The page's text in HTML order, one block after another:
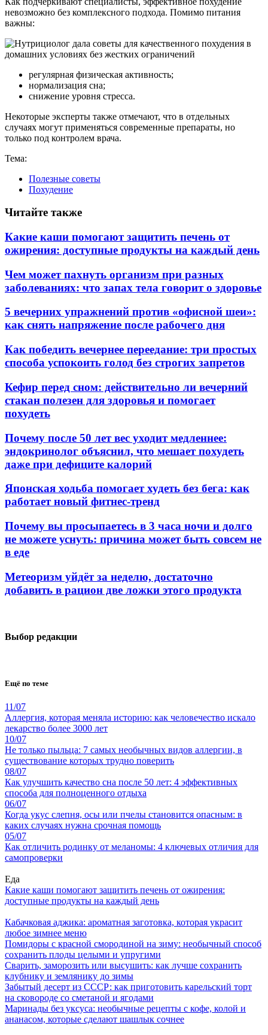
невозможно без комплексного подхода. Помимо питания
важны:
регулярная физическая активность;
нормализация сна;
снижение уровня стресса.
Некоторые эксперты также отмечают, что в отдельных
случаях могут применяться современные препараты, но
только под контролем врача.
Тема:
Полезные советы
Похудение
Читайте также
Какие каши помогают защитить печень от
ожирения: доступные продукты на каждый день
Чем может пахнуть организм при разных
заболеваниях: что запах тела говорит о здоровье
5 вечерних упражнений против «офисной шеи»:
как снять напряжение после рабочего дня
Как победить вечернее переедание: три простых
способа успокоить голод без строгих запретов
Кефир перед сном: действительно ли вечерний
стакан полезен для здоровья и помогает
похудеть
Почему после 50 лет вес уходит медленнее:
эндокринолог объяснил, что мешает похудеть
даже при дефиците калорий
Японская ходьба помогает худеть без бега: как
работает новый фитнес-тренд
Почему вы просыпаетесь в 3 часа ночи и долго
не можете уснуть: причина может быть совсем не
в еде
Метеоризм уйдёт за неделю, достаточно
добавить в рацион две ложки этого продукта
Выбор редакции
Ещё по теме
11/07
Аллергия, которая меняла историю: как человечество искало
лекарство более 3000 лет
10/07
Не только пыльца: 7 самых необычных видов аллергии, в
существование которых трудно поверить
08/07
Как улучшить качество сна после 50 лет: 4 эффективных
способа для полноценного отдыха
06/07
Когда укус слепня, осы или пчелы становится опасным: в
каких случаях нужна срочная помощь
05/07
Как отличить родинку от меланомы: 4 ключевых отличия для
самопроверки
Еда
Какие каши помогают защитить печень от ожирения:
доступные продукты на каждый день
Кабачковая аджика: ароматная заготовка, которая украсит
любое зимнее меню
Помидоры с красной смородиной на зиму: необычный способ
сохранить плоды целыми и упругими
Сварить, заморозить или высушить: как лучше сохранить
клубнику и землянику до зимы
Забытый десерт из СССР: как приготовить карельский торт
на сковороде со сметаной и ягодами
Маринады без уксуса: необычные рецепты с кофе, колой и
ананасом, которые сделают шашлык сочнее